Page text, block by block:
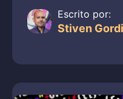
Escrito por:
Stiven